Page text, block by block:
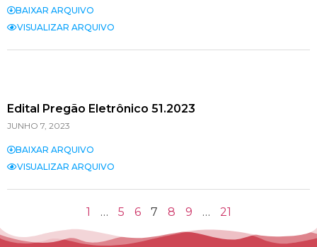
BAIXAR ARQUIVO
VISUALIZAR ARQUIVO
Edital Pregão Eletrônico 51.2023
JUNHO 7, 2023
BAIXAR ARQUIVO
VISUALIZAR ARQUIVO
1 … 5 6 7 8 9 … 21